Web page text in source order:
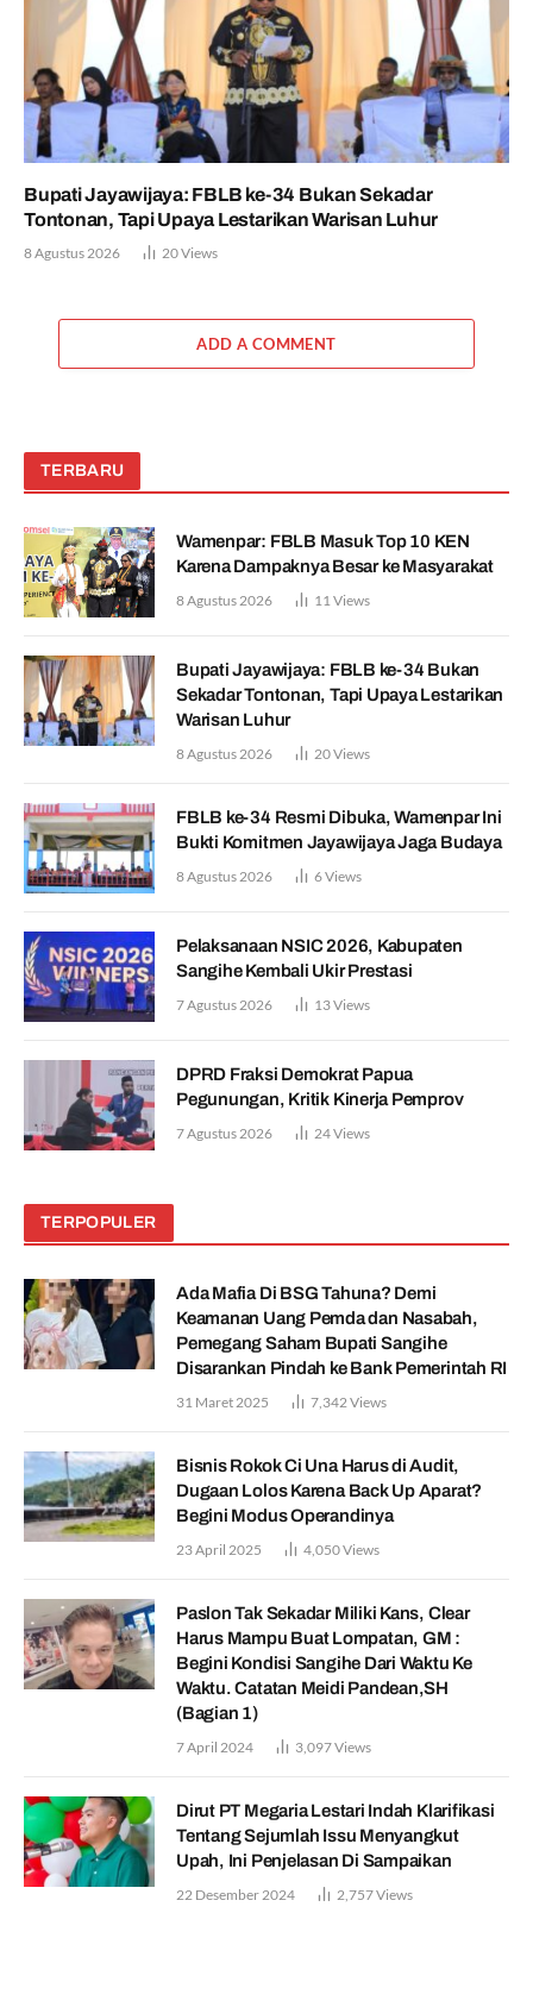
Bupati Jayawijaya: FBLB ke-34 Bukan Sekadar
Tontonan, Tapi Upaya Lestarikan Warisan Luhur
8 Agustus 2026 20Views
ADD A COMMENT
TERBARU
Wamenpar: FBLB Masuk Top 10 KEN
Karena Dampaknya Besar ke Masyarakat
8 Agustus 2026 11 Views
Bupati Jayawijaya: FBLB ke-34 Bukan
Sekadar Tontonan, Tapi Upaya Lestarikan
Warisan Luhur
8 Agustus 2026 20Views
FBLB ke-34 Resmi Dibuka, Wamenpar Ini
Bukti Komitmen Jayawijaya Jaga Budaya
8 Agustus 2026 6Views
Pelaksanaan NSIC 2026, Kabupaten
Sangihe Kembali Ukir Prestasi
7 Agustus 2026 13Views
DPRD Fraksi Demokrat Papua
Pegunungan, Kritik Kinerja Pemprov
7 Agustus 2026 24Views
TERPOPULER
Ada Mafia Di BSG Tahuna? Demi
Keamanan Uang Pemda dan Nasabah,
Pemegang Saham Bupati Sangihe
Disarankan Pindah ke Bank Pemerintah RI
31 Maret 2025 7,342 Views
Bisnis Rokok Ci Una Harus di Audit,
Dugaan Lolos Karena Back Up Aparat?
Begini Modus Operandinya
23 April 2025 4,050Views
Paslon Tak Sekadar Miliki Kans, Clear
Harus Mampu Buat Lompatan, GM :
Begini Kondisi Sangihe Dari Waktu Ke
Waktu. Catatan Meidi Pandean,SH
(Bagian 1)
7 April 2024 3,097Views
Dirut PT Megaria Lestari Indah Klarifikasi
Tentang Sejumlah Issu Menyangkut
Upah, Ini Penjelasan Di Sampaikan
22 Desember 2024 2,757Views